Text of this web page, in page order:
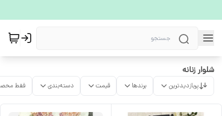
شلوار زنانه
پربازدیدترین برندها قیمت دسته‌بندی فقط